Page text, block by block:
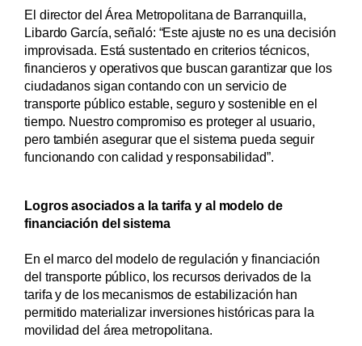
El director del Área Metropolitana de Barranquilla,
Libardo García, señaló: “Este ajuste no es una decisión
improvisada. Está sustentado en criterios técnicos,
financieros y operativos que buscan garantizar que los
ciudadanos sigan contando con un servicio de
transporte público estable, seguro y sostenible en el
tiempo. Nuestro compromiso es proteger al usuario,
pero también asegurar que el sistema pueda seguir
funcionando con calidad y responsabilidad”.
Logros asociados a la tarifa y al modelo de
financiación del sistema
En el marco del modelo de regulación y financiación
del transporte público, los recursos derivados de la
tarifa y de los mecanismos de estabilización han
permitido materializar inversiones históricas para la
movilidad del área metropolitana.